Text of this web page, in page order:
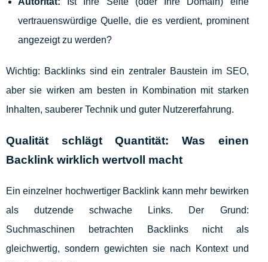
vertrauenswürdige Quelle, die es verdient, prominent
angezeigt zu werden?
Wichtig: Backlinks sind ein zentraler Baustein im SEO,
aber sie wirken am besten in Kombination mit starken
Inhalten, sauberer Technik und guter Nutzererfahrung.
Qualität schlägt Quantität: Was einen
Backlink wirklich wertvoll macht
Ein einzelner hochwertiger Backlink kann mehr bewirken
als dutzende schwache Links. Der Grund:
Suchmaschinen betrachten Backlinks nicht als
gleichwertig, sondern gewichten sie nach Kontext und